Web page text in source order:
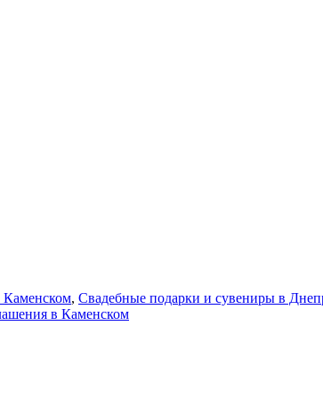
Каменском, Свадебные подарки и сувениры в
в Каменском